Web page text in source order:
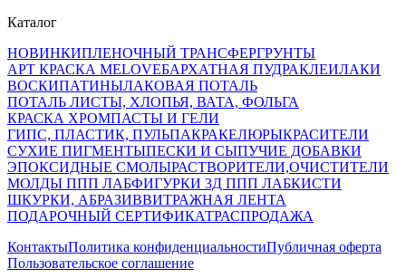
Каталог
НОВИНКИПЛЕНОЧНЫЙ ТРАНСФЕРГРУНТЫ
АРТ КРАСКА MELOVEБАРХАТНАЯ ПУДРАКЛЕИЛАКИ
ВОСКИПАТИНЫЛАКОВАЯ ПОТАЛЬ
ПОТАЛЬ ЛИСТЫ, ХЛОПЬЯ, ВАТА, ФОЛЬГА
КРАСКА ХРОМПАСТЫ И ГЕЛИ
ГИПС, ПЛАСТИК, ПУЛЬПАКРАКЕЛЮРЫКРАСИТЕЛИ
СУХИЕ ПИГМЕНТЫПЕСКИ И СЫПУЧИЕ ДОБАВКИ
ЭПОКСИДНЫЕ СМОЛЫРАСТВОРИТЕЛИ,ОЧИСТИТЕЛИ
МОЛДЫ ППП ЛАБФИГУРКИ 3Д ППП ЛАБКИСТИ
ШКУРКИ, АБРАЗИВВИТРАЖНАЯ ЛЕНТА
ПОДАРОЧНЫЙ СЕРТИФИКАТРАСПРОДАЖА
КонтактыПолитика конфиденциальностиПубличная оферта
Пользовательское соглашение